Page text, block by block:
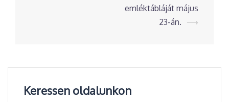
emléktábláját május
23-án. ⟶
Keressen oldalunkon